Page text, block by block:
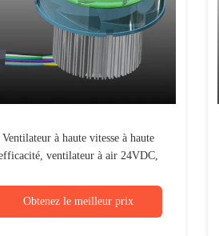
Ventilateur à haute vitesse à haute
ventilateur à air 24VDC,
Obtenez le meilleur prix